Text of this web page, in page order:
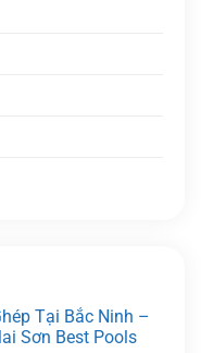
Tại Bắc Ninh –
Sơn Best Pools